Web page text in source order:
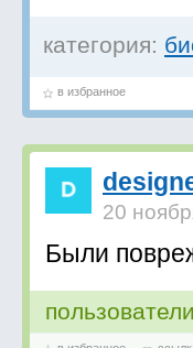
категория:
в избранное
20
Были